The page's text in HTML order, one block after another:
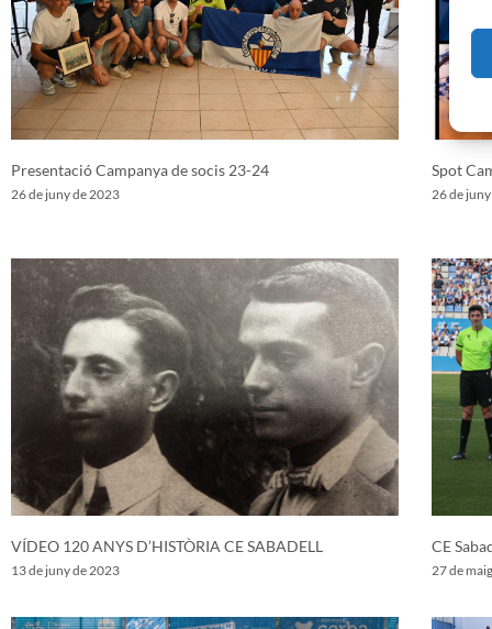
Presentació Campanya de socis 23-24
26 de juny de 2023
Spot
26 de
VÍDEO 120 ANYS D’HISTÒRIA CE SABADELL
13 de juny de 2023
CE
27 de